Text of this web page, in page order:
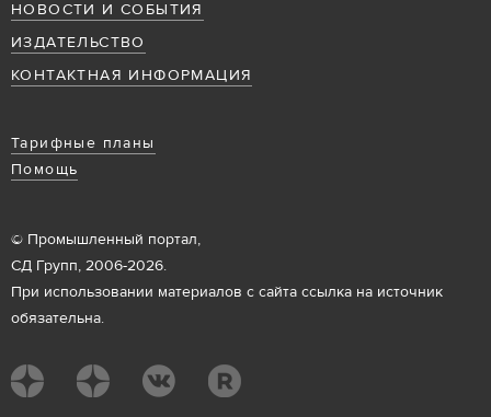
НОВОСТИ И СОБЫТИЯ
ИЗДАТЕЛЬСТВО
КОНТАКТНАЯ ИНФОРМАЦИЯ
Тарифные планы
Помощь
© Промышленный портал,
СД Групп, 2006-2026.
При использовании материалов с сайта ссылка на источник
обязательна.